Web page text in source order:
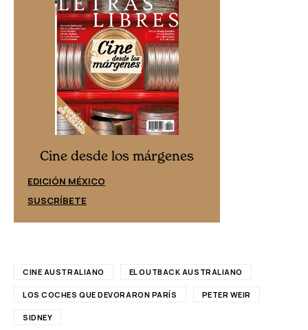
Cine desde los márgenes
EDICIÓN MÉXICO
SUSCRÍBETE
CINE AUSTRALIANO EL OUTBACK AUSTRALIANO
LOS COCHES QUE DEVORARON PARÍS PETER WEIR
SIDNEY